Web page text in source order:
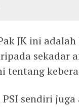
JK ini
sekadar
tentang
sendiri